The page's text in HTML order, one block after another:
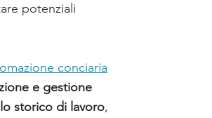
potenziali
conciaria
e gestione
storico di lavoro,